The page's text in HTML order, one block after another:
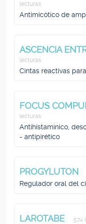
lecturas
Antimicótico de
ASCENCIA
lecturas
Cintas reactivas
FOCUS
lecturas
Antihistamínico,
- antipirético
PROGYLUTON
Regulador oral del
LAROTABE 574